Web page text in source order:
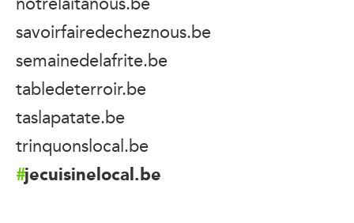
savoirfairedecheznous.be
semainedelafrite.be
tabledeterroir.be
taslapatate.be
trinquonslocal.be
jecuisinelocal.be